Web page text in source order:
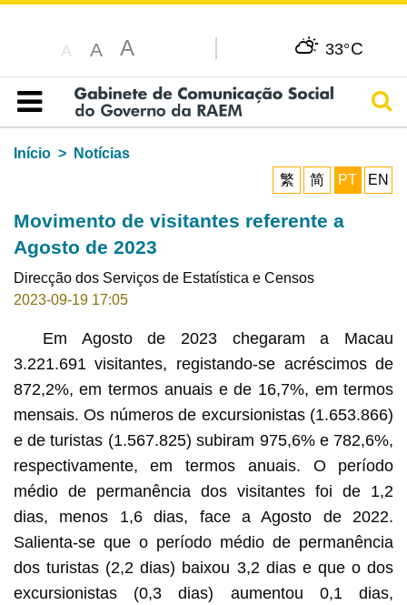
A A A 33°C
Índice
Início
Notícias
繁
简 PT EN
Movimento de visitantes referente a
Agosto de 2023
Direcção dos Serviços de Estatística e Censos
2023-09-19 17:05
Em Agosto de 2023 chegaram a Macau
3.221.691 visitantes, registando-se acréscimos de
872,2%, em termos anuais e de 16,7%, em termos
mensais. Os números de excursionistas (1.653.866)
e de turistas (1.567.825) subiram 975,6% e 782,6%,
respectivamente, em termos anuais. O período
médio de permanência dos visitantes foi de 1,2
dias, menos 1,6 dias, face a Agosto de 2022.
Salienta-se que o período médio de permanência
dos turistas (2,2 dias) baixou 3,2 dias e que o dos
excursionistas (0,3 dias) aumentou 0,1 dias,